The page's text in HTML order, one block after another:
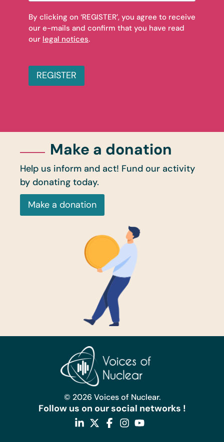
By clicking on ‘REGISTER’, you agree to receive
our e-mails and confirm that you have read
our legal notices.
REGISTER
Make a donation
Help us inform and act! Fund our activity
by donating today.
Make a donation
© 2026 Voices of Nuclear.
Follow us on our social networks !